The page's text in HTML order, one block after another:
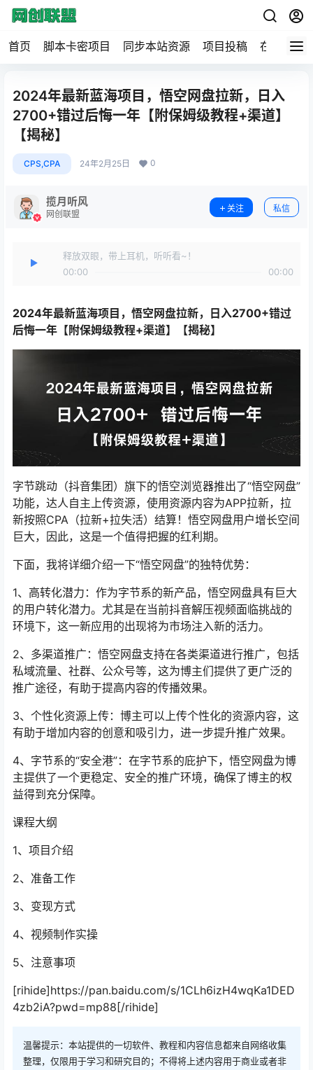
首页 脚本卡密项目 同步本站资源 项目投稿 在线工具
2024年最新蓝海项目，悟空网盘拉新，日入
2700+错过后悔一年【附保姆级教程+渠道】
【揭秘】
CPS,CPA 24年2月25日 0
揽月听风
网创联盟
关注 私信
释放双眼，带上耳机，听听看~！
00:00
00:00
2024年最新蓝海项目， 悟空网盘拉新，日入2700+错过
后悔一年【附保姆级教程+渠道】【揭秘】
字节跳动（抖音集团）旗下的悟空浏览器推出了“悟空网盘”
功能，达人自主上传资源，使用资源内容为APP拉新，拉
新按照CPA（拉新+拉失活）结算！悟空网盘用户增长空间
巨大，因此，这是一个值得把握的红利期。
下面，我将详细介绍一下“悟空网盘”的独特优势：
1、高转化潜力：作为字节系的新产品，悟空网盘具有巨大
的用户转化潜力。尤其是在当前抖音解压视频面临挑战的
环境下，这一新应用的出现将为市场注入新的活力。
2、多渠道推广：悟空网盘支持在各类渠道进行推广，包括
私域流量、社群、公众号等，这为博主们提供了更广泛的
推广途径，有助于提高内容的传播效果。
3、个性化资源上传：博主可以上传个性化的资源内容，这
有助于增加内容的创意和吸引力，进一步提升推广效果。
4、字节系的“安全港”：在字节系的庇护下，悟空网盘为博
主提供了一个更稳定、安全的推广环境，确保了博主的权
益得到充分保障。
课程大纲
1、项目介绍
2、准备工作
3、变现方式
4、视频制作实操
5、注意事项
[rihide]https://pan.baidu.com/s/1CLh6izH4wqKa1DED
4zb2iA?pwd=mp88[/rihide]
温馨提示：本站提供的一切软件、教程和内容信息都来自网络收集
整理，仅限用于学习和研究目的；不得将上述内容用于商业或者非